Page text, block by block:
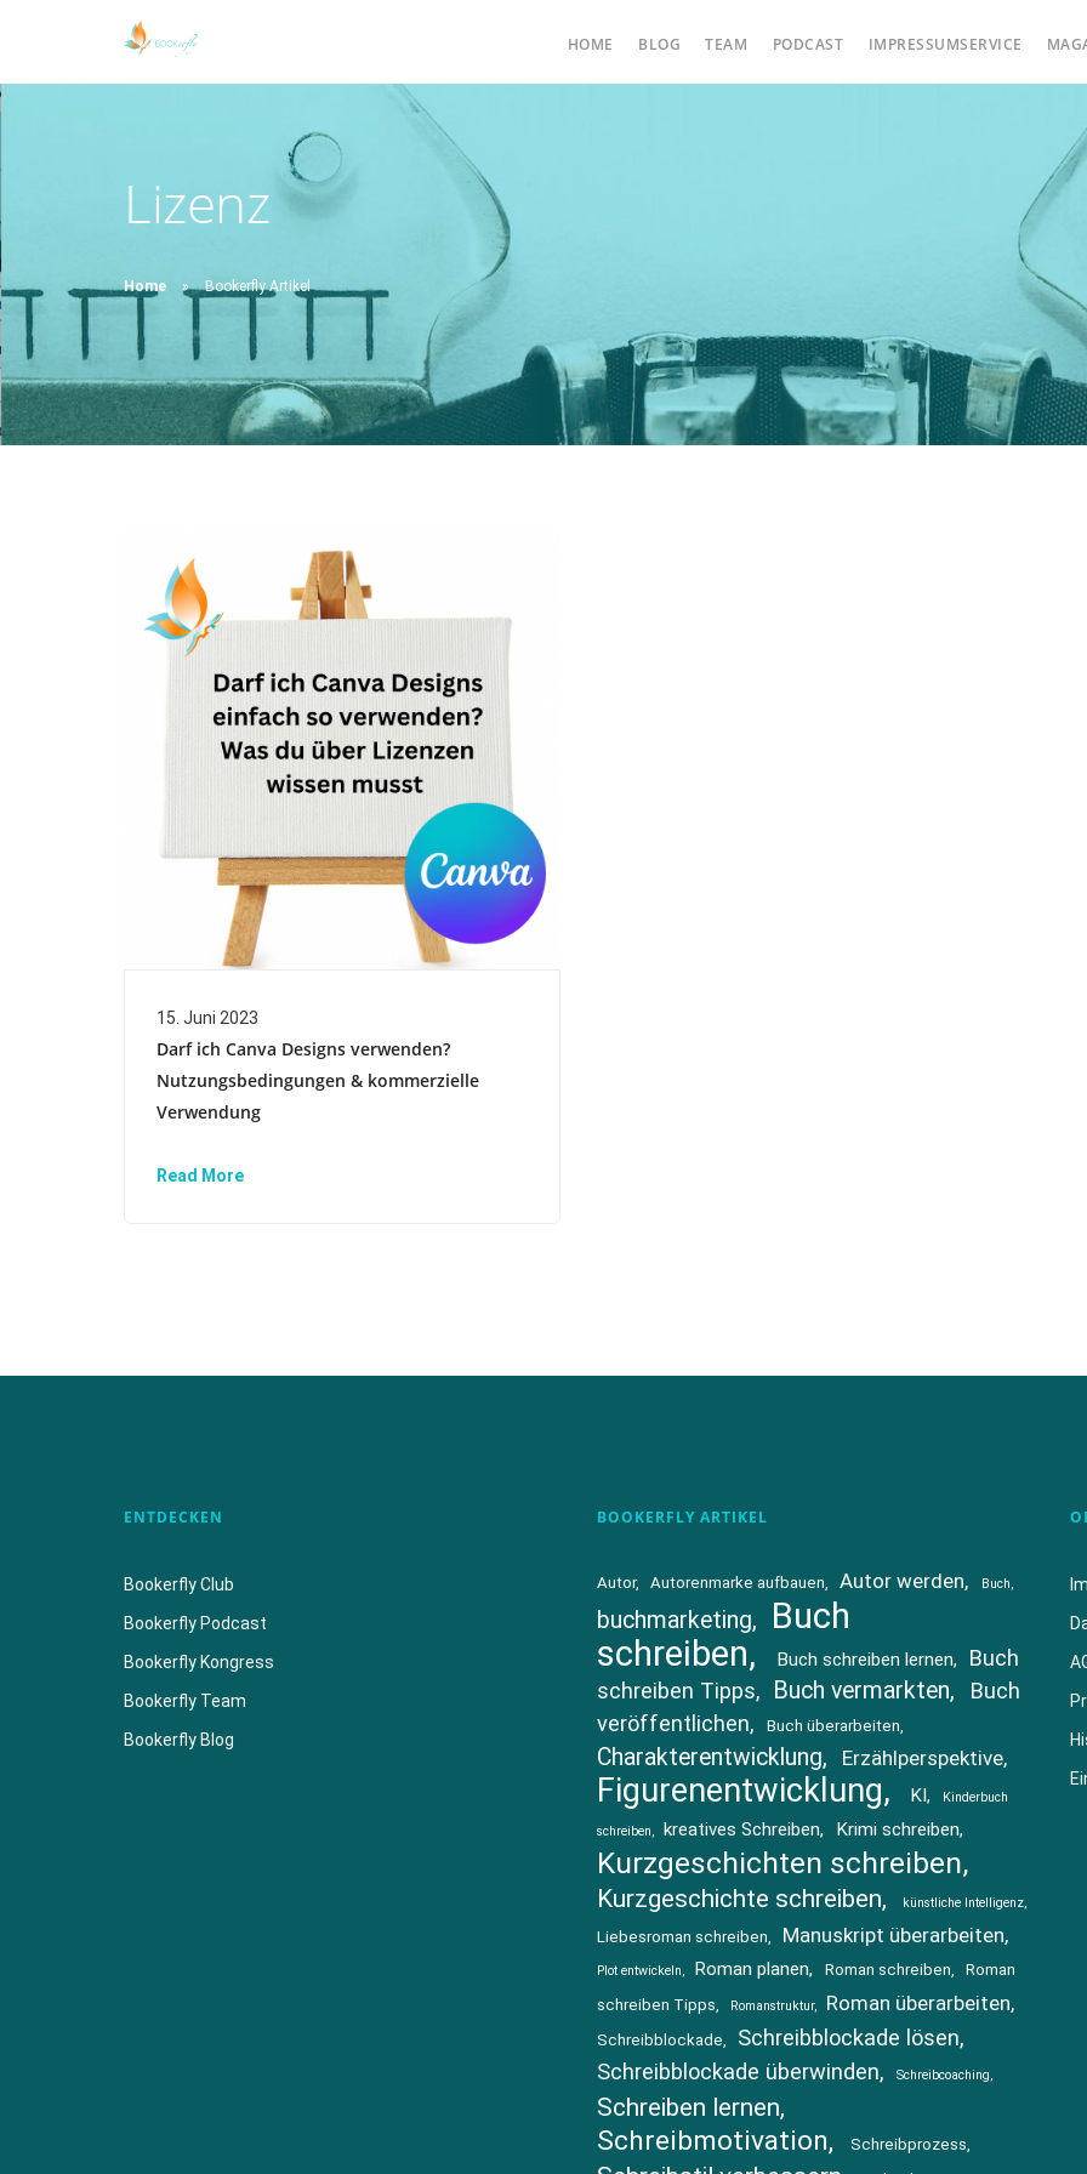
HOME BLOG TEAM PODCAST IMPRESSUMSERVICE
Lizenz
Home Bookerfly Artikel
15. Juni 2023
Darf ich Canva Designs verwenden?
Nutzungsbedingungen & kommerzielle
Verwendung
Read More
ENTDECKEN
Bookerfly Club
Bookerfly Podcast
Bookerfly Kongress
Bookerfly Team
Bookerfly Blog
BOOKERFLY ARTIKEL
Autor Autorenmarke aufbauen Autor werden Buch
buchmarketing
Buch
schreiben
Buch schreiben lernen
Buch
schreiben Tipps
Buch vermarkten
Buch
veröffentlichen
Buch überarbeiten
Charakterentwicklung Erzählperspektive
Figurenentwicklung KI Kinderbuch
schreiben kreatives Schreiben Krimi schreiben
Kurzgeschichten schreiben
Kurzgeschichte schreiben künstliche Intelligenz
Liebesroman schreiben Manuskript überarbeiten
Plot entwickeln Roman planen Roman schreiben
Roman
schreiben Tipps
Romanstruktur Roman überarbeiten
Schreibblockade
Schreibblockade lösen
Schreibblockade überwinden
Schreibcoaching
Schreiben lernen
Schreibmotivation Schreibprozess